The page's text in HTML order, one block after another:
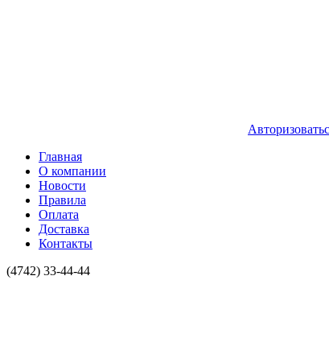
Главная
О компании
Новости
Правила
Оплата
Доставка
Контакты
(4742) 33-44-44